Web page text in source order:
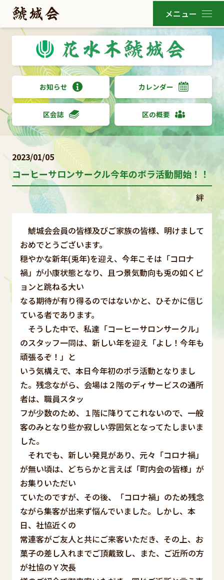
お知らせ カレンダー
区会誌 区の概要
2023/01/05
コーヒーサロンサークル今年のボラ活動開始！！
絆
鯱城会会員の皆様及びご家族の皆様、明けまして
おめでとうございます。
穏やかな新年(兎年)を迎え、今年こそは「コロナ
禍」が小康状態となり、且つ景気動向も兎の如くピ
ョンと跳ねる大い
なる期待が有り得るのではないかと、ひそかに信じ
ている者であります。
そうした中で、私達「コーヒーサロンサークル」
のスタッフ一同は、新しい年を迎え「よし！今年も
頑張るぞ！」と
いう気構えで、本日今年初のポラ活動となりまし
た。残念ながら、会場は２階のディサービスの通所
者は、職員スタッ
フが少数のため、１階に降りてこれないので、一般
客のみとなり些か寂しい雰囲気となってたしまいま
した。
それでも、新しい発見があり、元々「コロナ禍」
が無い頃は、どちらかと言えば「町内会の皆様」が
お集りいただい
ていたのですが、その後、「コロナ禍」のため残念
ながら集客が出来ず悩んでいました。しかし、本
日、社協近くの
常連客がご友人と共にご来客いただき、その上、お
菓子の差し入れまでご頂戴致し、また、ご近所の方
が社協のＹ次長